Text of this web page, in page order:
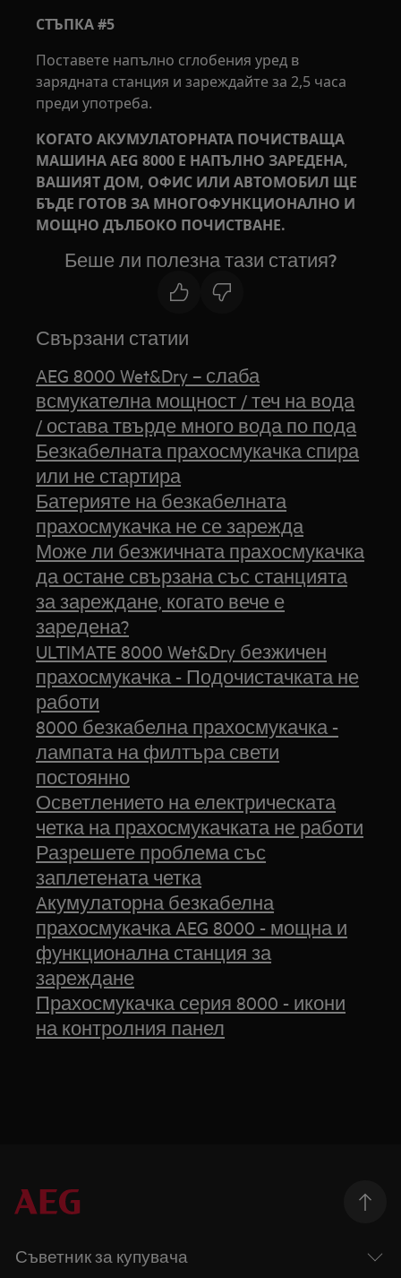
СТЪПКА #5
Поставете напълно сглобения уред в
зарядната станция и зареждайте за 2,5 часа
преди употреба.
КОГАТО АКУМУЛАТОРНАТА ПОЧИСТВАЩА
МАШИНА AEG 8000 Е НАПЪЛНО ЗАРЕДЕНА,
ВАШИЯТ ДОМ, ОФИС ИЛИ АВТОМОБИЛ ЩЕ
БЪДЕ ГОТОВ ЗА МНОГОФУНКЦИОНАЛНО И
МОЩНО ДЪЛБОКО ПОЧИСТВАНЕ.
Беше ли полезна тази статия?
Свързани статии
AEG 8000 Wet&Dry – слаба
всмукателна мощност / теч на вода
/ остава твърде много вода по пода
Безкабелната прахосмукачка спира
или не стартира
Батерияте на безкабелната
прахосмукачка не се зарежда
Може ли безжичната прахосмукачка
да остане свързана със станцията
за зареждане, когато вече е
заредена?
ULTIMATE 8000 Wet&Dry безжичен
прахосмукачка - Подочистачката не
работи
8000 безкабелна прахосмукачка -
лампата на филтъра свети
постоянно
Осветлението на електрическата
четка на прахосмукачката не работи
Разрешете проблема със
заплетената четка
Aкумулаторна безкабелна
прахосмукачка AEG 8000 - мощна и
функционална станция за
зареждане
Прахосмукачка серия 8000 - икони
на контролния панел
Съветник за купувача